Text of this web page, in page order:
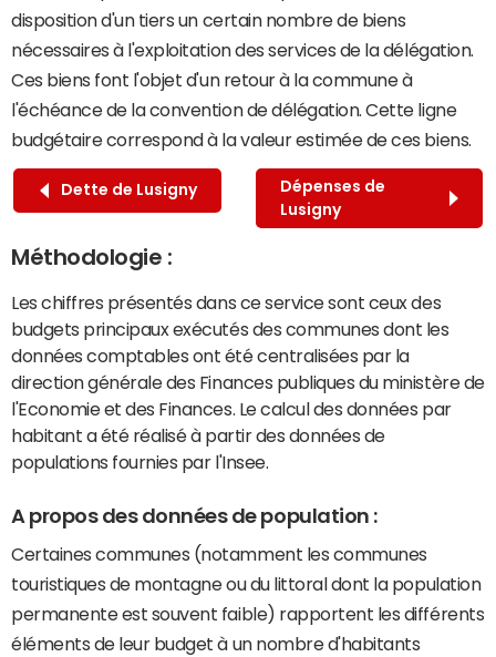
disposition d'un tiers un certain nombre de biens
nécessaires à l'exploitation des services de la délégation.
Ces biens font l'objet d'un retour à la commune à
l'échéance de la convention de délégation. Cette ligne
budgétaire correspond à la valeur estimée de ces biens.
Dette de Lusigny
Dépenses de
Lusigny
Méthodologie :
Les chiffres présentés dans ce service sont ceux des
budgets principaux exécutés des communes dont les
données comptables ont été centralisées par la
direction générale des Finances publiques du ministère de
l'Economie et des Finances. Le calcul des données par
habitant a été réalisé à partir des données de
populations fournies par l'Insee.
A propos des données de population :
Certaines communes (notamment les communes
touristiques de montagne ou du littoral dont la population
permanente est souvent faible) rapportent les différents
éléments de leur budget à un nombre d'habitants